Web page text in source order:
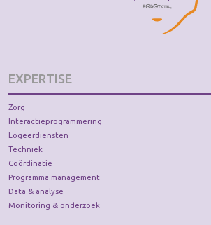
EXPERTISE
Zorg
Interactieprogrammering
Logeerdiensten
Techniek
Coördinatie
Programma management
Data & analyse
Monitoring & onderzoek